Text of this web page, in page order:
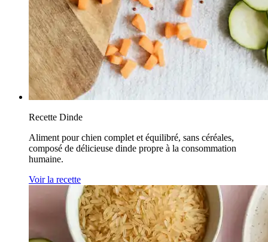
Recette Dinde
Aliment pour chien complet et équilibré, sans céréales,
composé de délicieuse dinde propre à la consommation
humaine.
Voir la recette